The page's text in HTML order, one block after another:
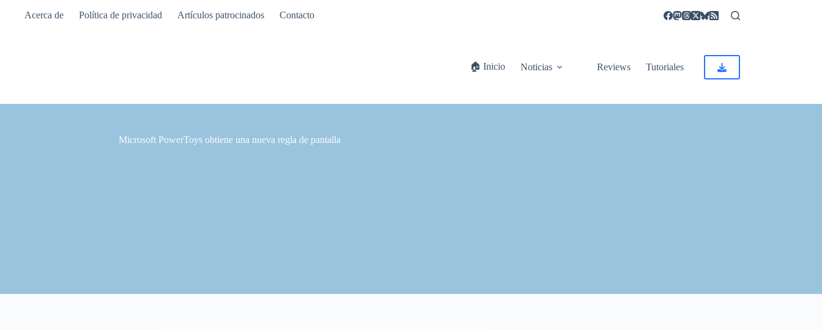
Acerca de Política de privacidad Artículos patrocinados Contacto
🏠 Inicio Noticias Reviews Tutoriales
Microsoft PowerToys obtiene una nueva regla de pantalla